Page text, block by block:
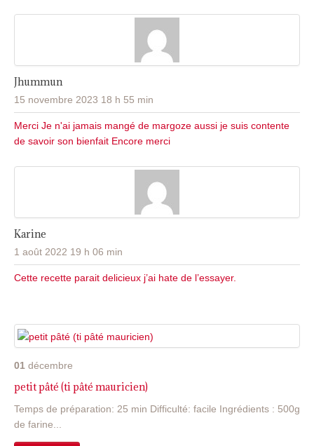
Jhummun
15 novembre 2023 18 h 55 min
Merci Je n'ai jamais mangé de margoze aussi je suis contente
de savoir son bienfait Encore merci
Karine
1 août 2022 19 h 06 min
Cette recette parait delicieux j’ai hate de l’essayer.
01 décembre
petit pâté (ti pâté mauricien)
Temps de préparation: 25 min Difficulté: facile Ingrédients : 500g
de farine...